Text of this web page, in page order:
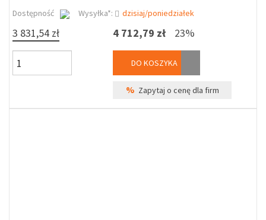
Dostępność
Wysyłka*: dzisiaj/poniedziałek
3 831,54 zł 4 712,79 zł 23%
DO KOSZYKA
% Zapytaj o cenę dla firm